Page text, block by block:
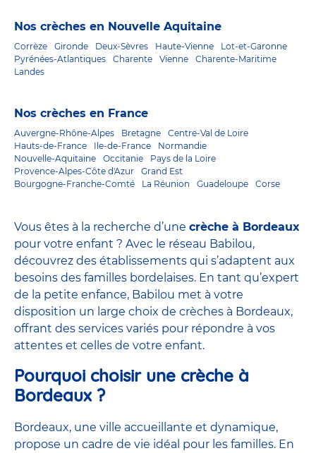
Nos crèches en Nouvelle Aquitaine
Corrèze Gironde Deux-Sèvres Haute-Vienne
Lot-et-Garonne
Pyrénées-Atlantiques
Charente Vienne
Charente-Maritime
Landes
Nos crèches en France
Auvergne-Rhône-Alpes Bretagne
Centre-Val de Loire
Hauts-de-France
Ile-de-France
Normandie
Nouvelle-Aquitaine
Occitanie
Pays de la Loire
Provence-Alpes-Côte d'Azur
Grand Est
Bourgogne-Franche-Comté
La Réunion Guadeloupe Corse
Vous êtes à la recherche d’une crèche à Bordeaux
pour votre enfant ? Avec le réseau Babilou,
découvrez des établissements qui s’adaptent aux
besoins des familles bordelaises. En tant qu’expert
de la petite enfance, Babilou met à votre
disposition un large choix de crèches à Bordeaux,
offrant des services variés pour répondre à vos
attentes et celles de votre enfant.
Pourquoi choisir une crèche à
Bordeaux ?
Bordeaux, une ville accueillante et dynamique,
propose un cadre de vie idéal pour les familles. En